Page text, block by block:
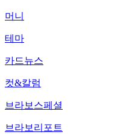
머니
테마
카드뉴스
컷&칼럼
브라보스페셜
브라보리포트